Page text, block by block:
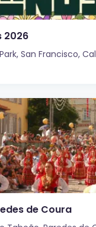
2026
San Francisco,
de Coura